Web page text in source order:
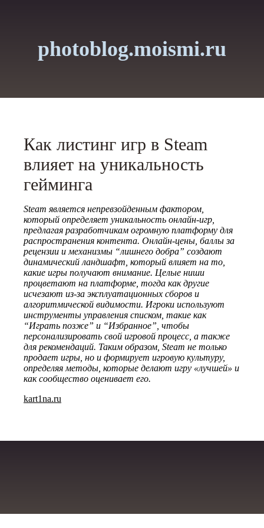
photoblog.moismi.ru
Как листинг игр в Steam
влияет на уникальность
гейминга
Steam является непревзойденным фактором,
который определяет уникальность онлайн-игр,
предлагая разработчикам огромную платформу для
распространения контента. Онлайн-цены, баллы за
рецензии и механизмы “лишнего добра” создают
динамический ландшафт, который влияет на то,
какие игры получают внимание. Целые ниши
процветают на платформе, тогда как другие
исчезают из-за эксплуатационных сборов и
алгоритмической видимости. Игроки используют
инструменты управления списком, такие как
“Играть позже” и “Избранное”, чтобы
персонализировать свой игровой процесс, а также
для рекомендаций. Таким образом, Steam не только
продает игры, но и формирует игровую культуру,
определяя методы, которые делают игру «лучшей» и
как сообщество оценивает его.
kart1na.ru